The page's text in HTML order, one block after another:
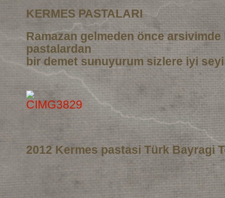
KERMES PASTALARI
Ramazan gelmeden önce arsivimde
pastalardan
bir demet sunuyurum sizlere iyi
2012 Kermes pastasi Türk Bayragi